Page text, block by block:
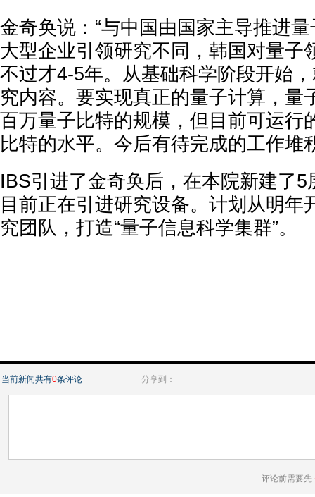
金奇奂说：“与中国由国家主导推进
大型企业引领研究不同，韩国对量子
不过才4-5年。从基础科学阶段开始
究内容。要实现真正的量子计算，量
百万量子比特的规模，但目前可运行
比特的水平。今后有待完成的工作堆
IBS引进了金奇奂后，在本院新建了5
目前正在引进研究设备。计划从明年
究团队，打造“量子信息科学集群”。
当前新闻共有0条评论 分享到：
评论前需要先